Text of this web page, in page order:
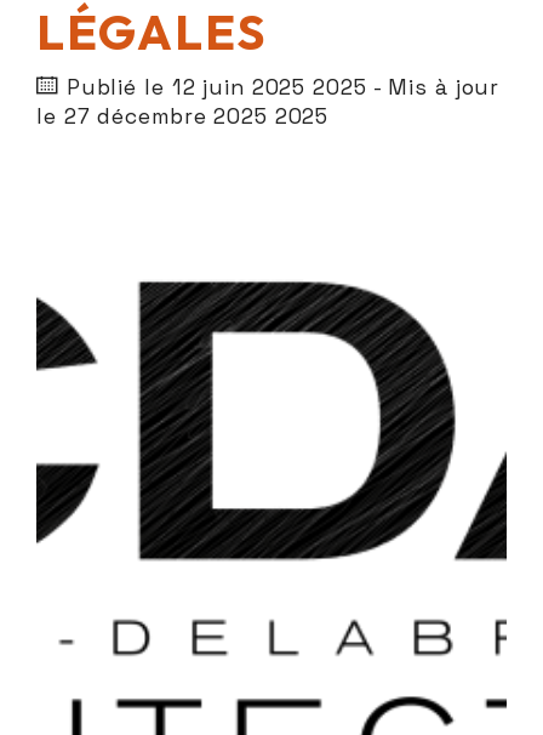
LÉGALES
Publié le 12 juin 2025 2025 - Mis à jour
le 27 décembre 2025 2025